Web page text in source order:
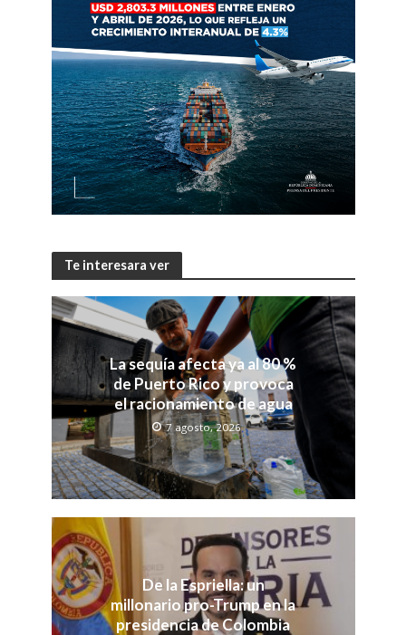
Te interesara ver
La sequía afecta ya al 80 %
de Puerto Rico y provoca
el racionamiento de agua
7 agosto, 2026
De la Espriella: un
millonario pro-Trump en la
presidencia de Colombia